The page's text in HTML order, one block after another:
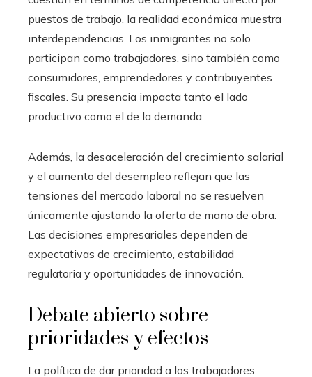
puestos de trabajo, la realidad económica muestra
interdependencias. Los inmigrantes no solo
participan como trabajadores, sino también como
consumidores, emprendedores y contribuyentes
fiscales. Su presencia impacta tanto el lado
productivo como el de la demanda.
Además, la desaceleración del crecimiento salarial
y el aumento del desempleo reflejan que las
tensiones del mercado laboral no se resuelven
únicamente ajustando la oferta de mano de obra.
Las decisiones empresariales dependen de
expectativas de crecimiento, estabilidad
regulatoria y oportunidades de innovación.
Debate abierto sobre
prioridades y efectos
La política de dar prioridad a los trabajadores